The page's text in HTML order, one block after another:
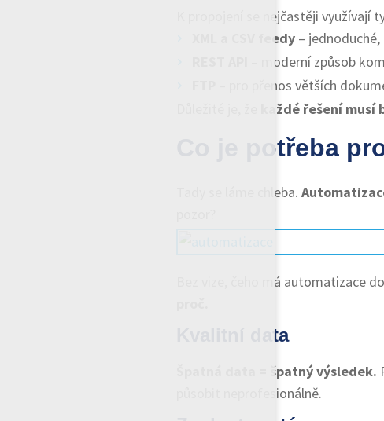
K propojení se nejčastěji využívají
XML a CSV feedy –
– moderní způsob
– pro přenos větších
každé řešení
Co je potřeba
Tady se láme chleba.
Bez vize, čeho má automatizace
Kvalitní data
Špatná data = špatný výsledek.
působit neprofesionálně.